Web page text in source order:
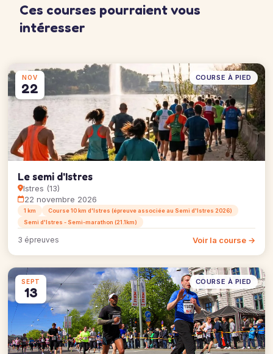
Ces courses pourraient vous
intéresser
NOV
22
COURSE À PIED
Le semi d'Istres
Istres (13)
22 novembre 2026
1 km
Course 10 km d'Istres (épreuve associée au Semi d'Istres 2026)
Semi d'Istres - Semi-marathon (21.1km)
3 épreuves Voir la course →
SEPT
13
COURSE À PIED